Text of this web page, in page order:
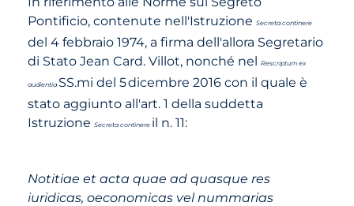
Pontificio, contenute nell'Istruzione Secreta continere
del 4 febbraio 1974, a firma dell'allora Segretario
di Stato Jean Card. Villot, nonché nel Rescriptum ex
audientia SS.mi del 5dicembre 2016 con il quale è
stato aggiunto all'art. 1 della suddetta
Istruzione Secreta continere il n. 11:
Notitiae et acta quae ad quasque res
iuridicas, oeconomicas vel nummarias